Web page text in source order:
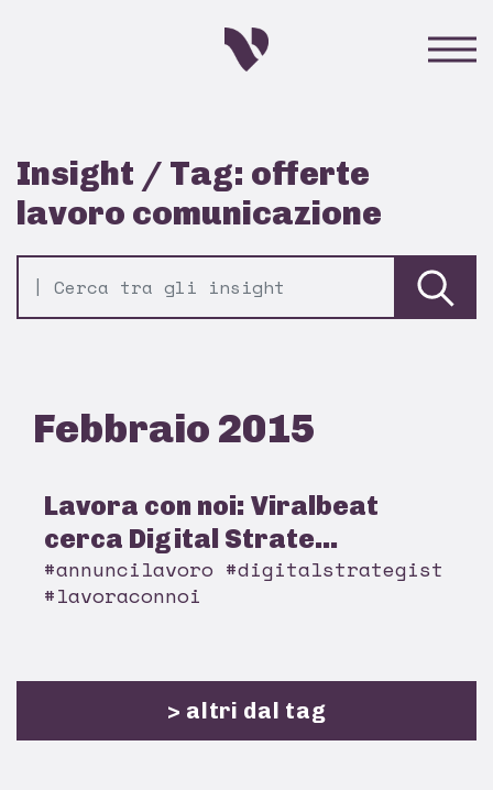
Insight / Tag: offerte
lavoro comunicazione
Febbraio 2015
Lavora con noi: Viralbeat
cerca Digital Strate...
#annuncilavoro #digitalstrategist
#lavoraconnoi
> altri dal tag